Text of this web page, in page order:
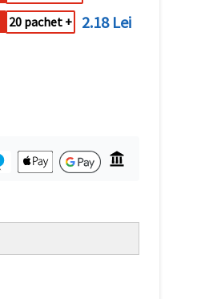
20 pachet + 2.18 Lei